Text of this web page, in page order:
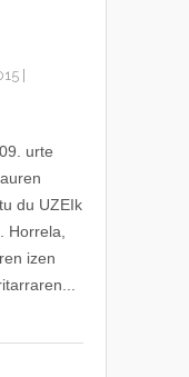
urte
du UZEIk
Horrela,
izen